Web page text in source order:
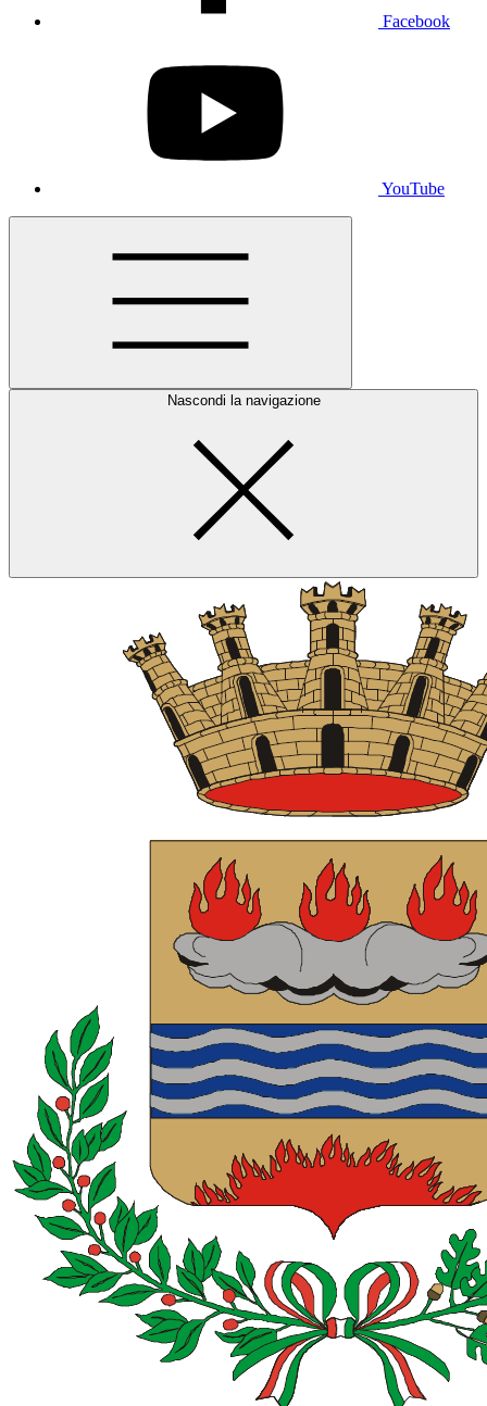
Facebook
YouTube
Nascondi la navigazione